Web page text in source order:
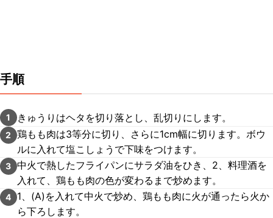
手順
1 きゅうりはヘタを切り落とし、乱切りにします。
2
鶏もも肉は3等分に切り、さらに1cm幅に切ります。ボウ
ルに入れて塩こしょうで下味をつけます。
3 中火で熱したフライパンにサラダ油をひき、2、料理酒を
入れて、鶏もも肉の色が変わるまで炒めます。
4
1、(A)を入れて中火で炒め、鶏もも肉に火が通ったら火か
ら下ろします。